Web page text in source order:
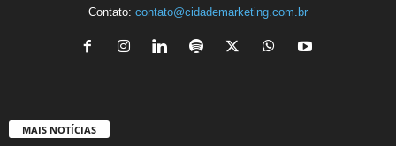
Contato: contato@cidademarketing.com.br
MAIS NOTÍCIAS